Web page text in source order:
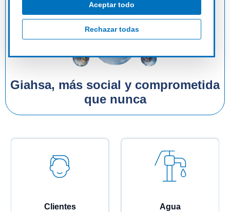
Giahsa, más social y comprometida
que nunca
Clientes Agua
Aceptar todo
Rechazar todas